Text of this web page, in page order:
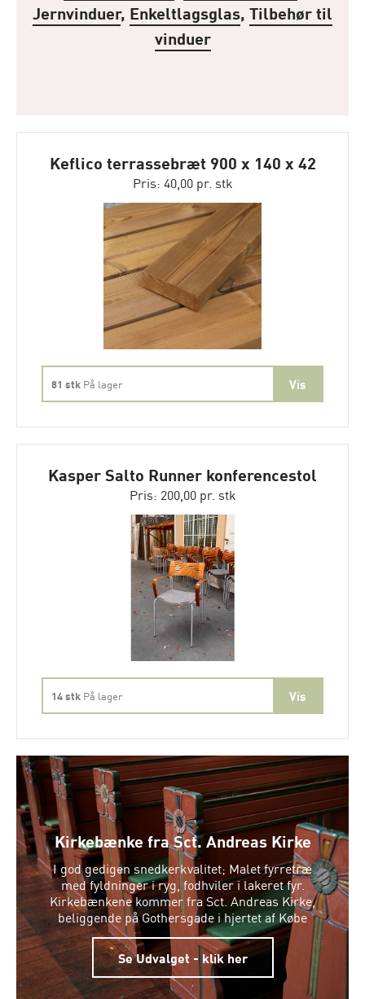
Jernvinduer, Enkeltlagsglas, Tilbehør til
vinduer
Keflico terrassebræt 900 x 140 x 42
mm
Pris: 40,00 pr. stk
81 stk På lager
Kasper Salto Runner konferencestol
Pris: 200,00 pr. stk
14 stk På lager
Kirkebænke fra Sct. Andreas Kirke
I god gedigen snedkerkvalitet; Malet fyrretræ
med fyldninger i ryg, fodhviler i lakeret fyr.
Kirkebænkene kommer fra Sct. Andreas Kirke,
beliggende på Gothersgade i hjertet af Købe
Se Udvalget - klik her